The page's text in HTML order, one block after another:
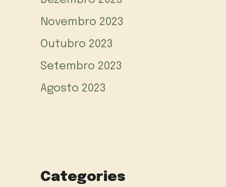
Novembro 2023
Outubro 2023
Setembro 2023
Agosto 2023
Categories